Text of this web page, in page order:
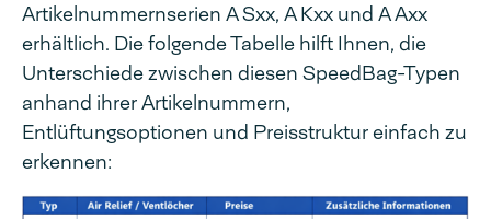
Artikelnummernserien A Sxx, A Kxx und A Axx
erhältlich. Die folgende Tabelle hilft Ihnen, die
Unterschiede zwischen diesen SpeedBag-Typen
anhand ihrer Artikelnummern,
Entlüftungsoptionen und Preisstruktur einfach zu
erkennen: